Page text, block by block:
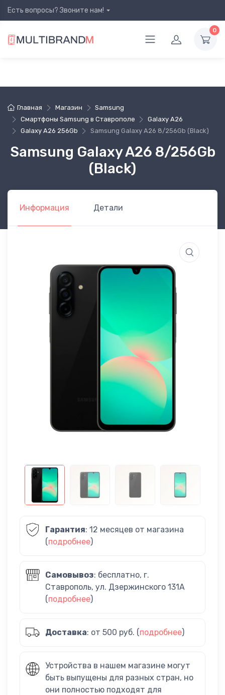
Есть вопросы? Звоните нам!
0
Главная Магазин
Samsung
Смартфоны Samsung в Ставрополе
Galaxy A26
Galaxy A26 256Gb
Samsung Galaxy A26 8/256Gb (Black)
Samsung Galaxy A26 8/256Gb
(Black)
Информация Детали
Гарантия: 12 месяцев от магазина
(подробнее)
Самовывоз: бесплатно, г.
Ставрополь, ул. Дзержинского 131А
(подробнее)
Доставка: от 500 руб. (подробнее)
Устройства в нашем магазине могут
быть выпущены для разных стран, но
они полностью подходят для